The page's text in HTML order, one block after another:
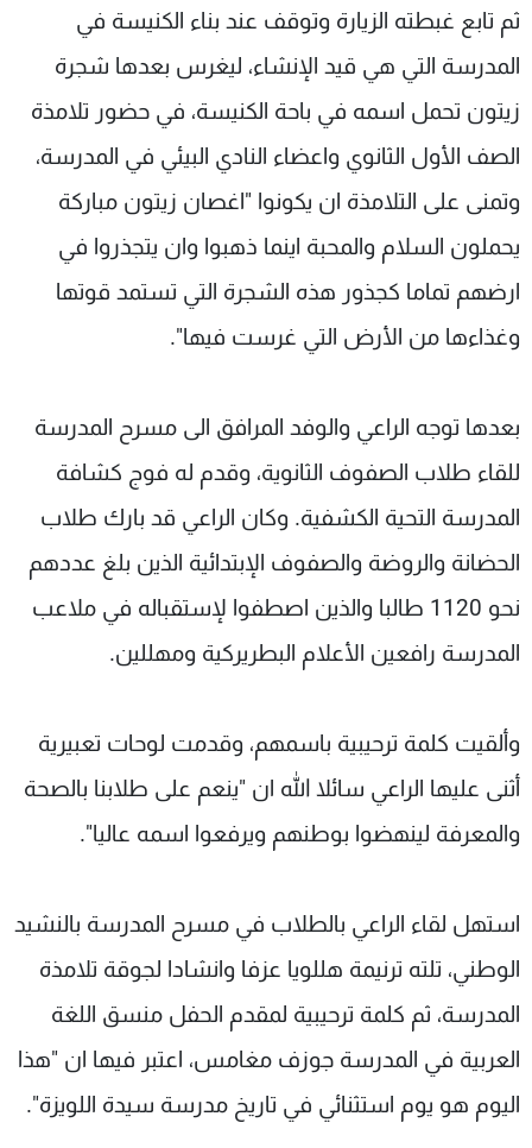
ثم تابع غبطته الزيارة وتوقف عند بناء الكنيسة في
المدرسة التي هي قيد الإنشاء، ليغرس بعدها شجرة
زيتون تحمل اسمه في باحة الكنيسة، في حضور تلامذة
الصف الأول الثانوي واعضاء النادي البيئي في المدرسة،
وتمنى على التلامذة ان يكونوا "اغصان زيتون مباركة
يحملون السلام والمحبة اينما ذهبوا وان يتجذروا في
ارضهم تماما كجذور هذه الشجرة التي تستمد قوتها
وغذاءها من الأرض التي غرست فيها".
بعدها توجه الراعي والوفد المرافق الى مسرح المدرسة
للقاء طلاب الصفوف الثانوية، وقدم له فوج كشافة
المدرسة التحية الكشفية. وكان الراعي قد بارك طلاب
الحضانة والروضة والصفوف الإبتدائية الذين بلغ عددهم
نحو 1120 طالبا والذين اصطفوا لإستقباله في ملاعب
المدرسة رافعين الأعلام البطريركية ومهللين.
وألقيت كلمة ترحيبية باسمهم، وقدمت لوحات تعبيرية
أثنى عليها الراعي سائلا الله ان "ينعم على طلابنا بالصحة
والمعرفة لينهضوا بوطنهم ويرفعوا اسمه عاليا".
استهل لقاء الراعي بالطلاب في مسرح المدرسة بالنشيد
الوطني، تلته ترنيمة هللويا عزفا وانشادا لجوقة تلامذة
المدرسة، ثم كلمة ترحيبية لمقدم الحفل منسق اللغة
العربية في المدرسة جوزف مغامس، اعتبر فيها ان "هذا
اليوم هو يوم استثنائي في تاريخ مدرسة سيدة اللويزة".